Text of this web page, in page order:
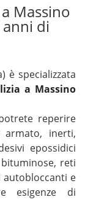
Massino
di
è specializzata
a Massino
reperire
inerti,
epossidici
reti
autobloccanti e
esigenze di